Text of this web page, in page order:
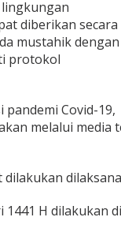
diberikan secara
mustahik dengan
protokol
pandemi Covid-19,
melalui media
dilakukan
1441 H dilakukan